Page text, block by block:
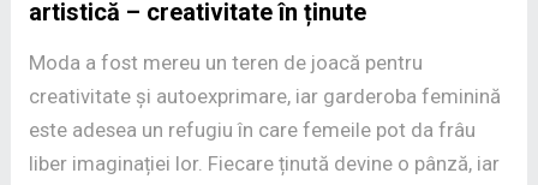
artistică – creativitate în ținute
Moda a fost mereu un teren de joacă pentru
creativitate și autoexprimare, iar garderoba feminină
este adesea un refugiu în care femeile pot da frâu
liber imaginației lor. Fiecare ținută devine o pânză, iar